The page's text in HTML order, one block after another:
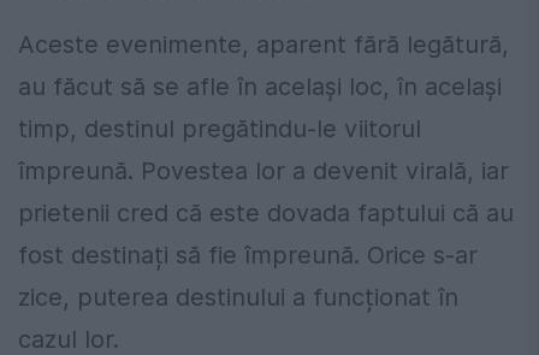
Aceste evenimente, aparent fără legătură,
au făcut să se afle în același loc, în același
timp, destinul pregătindu-le viitorul
împreună. Povestea lor a devenit virală, iar
prietenii cred că este dovada faptului că au
fost destinați să fie împreună. Orice s-ar
zice, puterea destinului a funcționat în
cazul lor.